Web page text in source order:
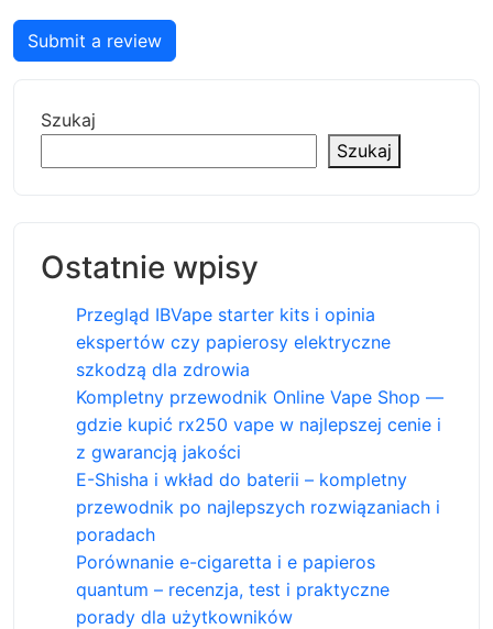
Submit a review
Szukaj
Szukaj
Ostatnie wpisy
Przegląd IBVape starter kits i opinia
ekspertów czy papierosy elektryczne
szkodzą dla zdrowia
Kompletny przewodnik Online Vape Shop —
gdzie kupić rx250 vape w najlepszej cenie i
z gwarancją jakości
E-Shisha i wkład do baterii – kompletny
przewodnik po najlepszych rozwiązaniach i
poradach
Porównanie e-cigaretta i e papieros
quantum – recenzja, test i praktyczne
porady dla użytkowników